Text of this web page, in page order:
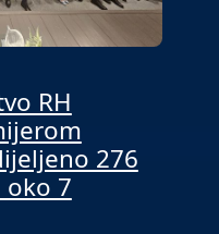
RH
276
7